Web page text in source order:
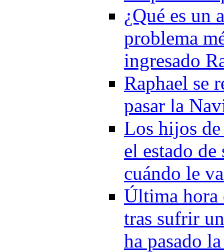
¿Qué es un
problema
ingresado
Raphael se
pasar la
Los hijos
el estado
cuándo le
Última hora
tras sufrir
ha pasado